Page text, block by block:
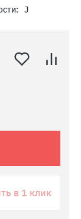
J
в 1 клик